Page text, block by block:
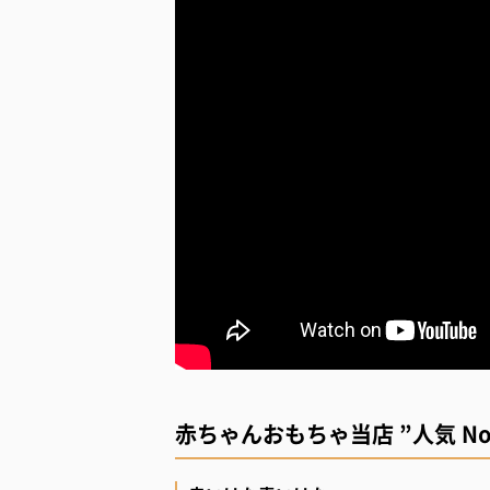
赤ちゃんおもちゃ当店 ”人気